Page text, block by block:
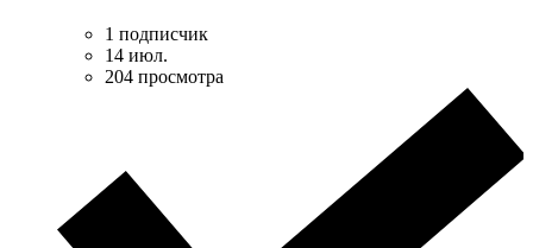
1 подписчик
14 июл.
204 просмотра